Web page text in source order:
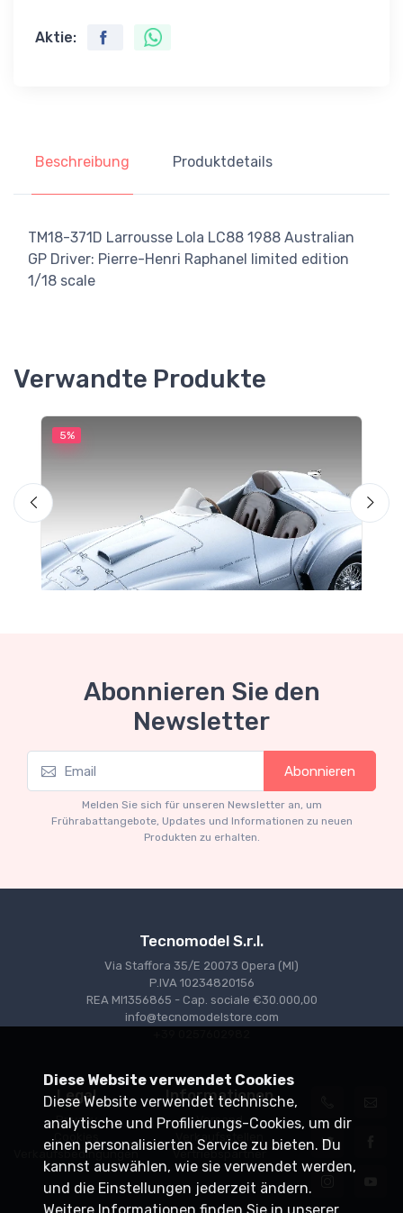
Aktie:
Beschreibung Produktdetails
TM18-371D Larrousse Lola LC88 1988 Australian
GP Driver: Pierre-Henri Raphanel limited edition
1/18 scale
Verwandte Produkte
5%
Mythos Collection 1-18
Ferrari 166 MM Abarth Metallic Silver Press
€227.05 €239.00
Abonnieren Sie den
Newsletter
Abonnieren
Melden Sie sich für unseren Newsletter an, um
Frührabattangebote, Updates und Informationen zu neuen
Produkten zu erhalten.
Tecnomodel S.r.l.
Via Staffora 35/E 20073 Opera (MI)
P.IVA 10234820156
REA MI1356865 - Cap. sociale €30.000,00
info@tecnomodelstore.com
Legal
Privacy
Cookies
Verkaufsbedingungen
Informationen
Versand
Verkaufsstellen
Vertriebspartner
Diese Website verwendet Cookies
Diese Website verwendet technische,
analytische und Profilierungs-Cookies, um dir
einen personalisierten Service zu bieten. Du
kannst auswählen, wie sie verwendet werden,
und die Einstellungen jederzeit ändern.